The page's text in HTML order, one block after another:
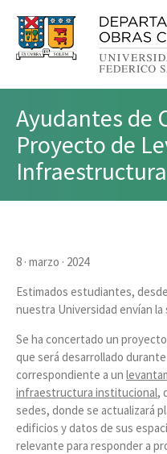
Ayudantes de
Proyecto de
8 · marzo · 2024
Estimados estudiantes,
nuestra Universidad envían
Se ha concertado un
que será desarrollado
correspondiente a un
infraestructura institucional,
sedes, donde se actualizará
edificios y datos de sus
relevante para responder a